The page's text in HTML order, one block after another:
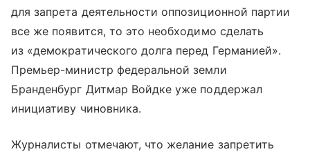
для запрета деятельности оппозиционной партии
все же появится, то это необходимо сделать
из «демократического долга перед Германией».
Премьер-министр федеральной земли
Бранденбург Дитмар Войдке уже поддержал
инициативу чиновника.
Журналисты отмечают, что желание запретить